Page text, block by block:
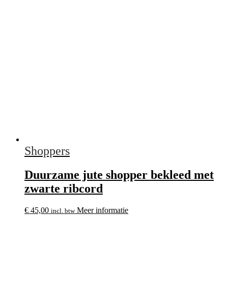
Shoppers
Duurzame jute shopper bekleed met
zwarte ribcord
€ 45,00 incl. btw Meer informatie